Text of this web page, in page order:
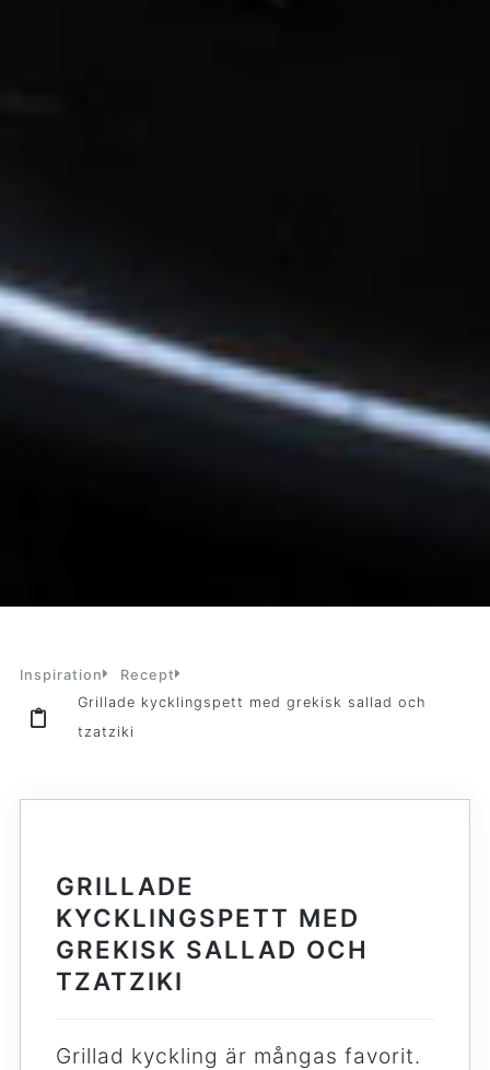
Inspiration
Recept
Grillade kycklingspett med grekisk sallad och
tzatziki
GRILLADE
KYCKLINGSPETT MED
GREKISK SALLAD OCH
TZATZIKI
Grillad kyckling är mångas favorit.